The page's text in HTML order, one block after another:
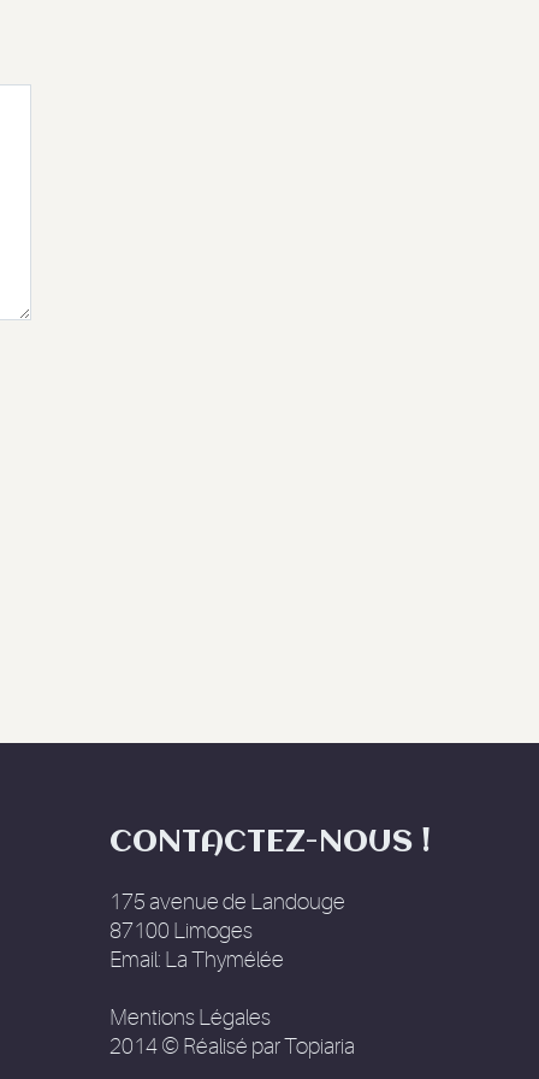
CONTACTEZ-NOUS !
175 avenue de Landouge
87100 Limoges
Email: La Thymélée
Mentions Légales
2014 © Réalisé parTopiaria